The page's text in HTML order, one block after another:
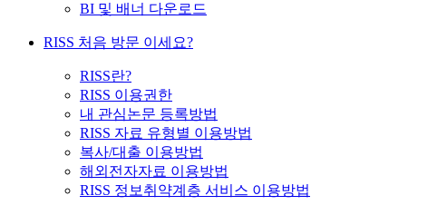
BI 및 배너 다운로드
RISS 처음 방문 이세요?
RISS란?
RISS 이용권한
내 관심논문 등록방법
RISS 자료 유형별 이용방법
복사/대출 이용방법
해외전자자료 이용방법
RISS 정보취약계층 서비스 이용방법